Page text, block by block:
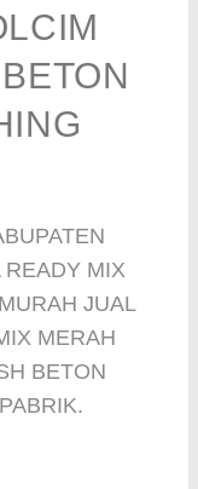
READY MIX
JUAL
MERAH
BETON